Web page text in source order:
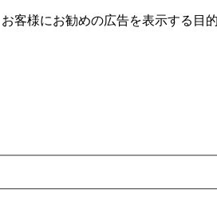
客様にお勧めの広告を表⽰する⽬